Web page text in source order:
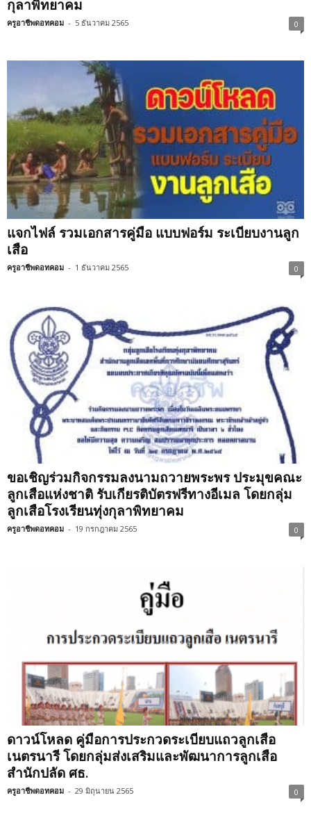
กุลาพิทยาคม
ครูอาชีพดอทคอม - 5 ธันวาคม 2565 0
แจกไฟล์ รวมเอกสารคู่มือ แบบฟอร์ม ระเบียบงานลูก
เสือ
ครูอาชีพดอทคอม - 1 ธันวาคม 2565 0
ขอเชิญร่วมกิจกรรมลงนามถวายพระพร ประมุขคณะ
ลูกเสือแห่งชาติ รับเกียรติบัตรฟรีทางอีเมล โดยกลุ่ม
ลูกเสือโรงเรียนทุ่งกุลาพิทยาคม
ครูอาชีพดอทคอม - 19 กรกฎาคม 2565 0
ดาวน์โหลด คู่มือการประกวดระเบียบแถวลูกเสือ
เนตรนารี โดยกลุ่มส่งเสริมและพัฒนาการลูกเสือ
สำนักปลัด ศธ.
ครูอาชีพดอทคอม - 29 มิถุนายน 2565 0